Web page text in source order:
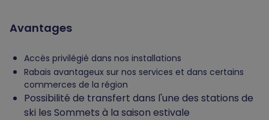
Avantages
Accès privilégié dans nos installations
Rabais avantageux sur nos services et dans certains
commerces de la région
Possibilité de transfert dans l'une des stations de
ski les Sommets à la saison estivale